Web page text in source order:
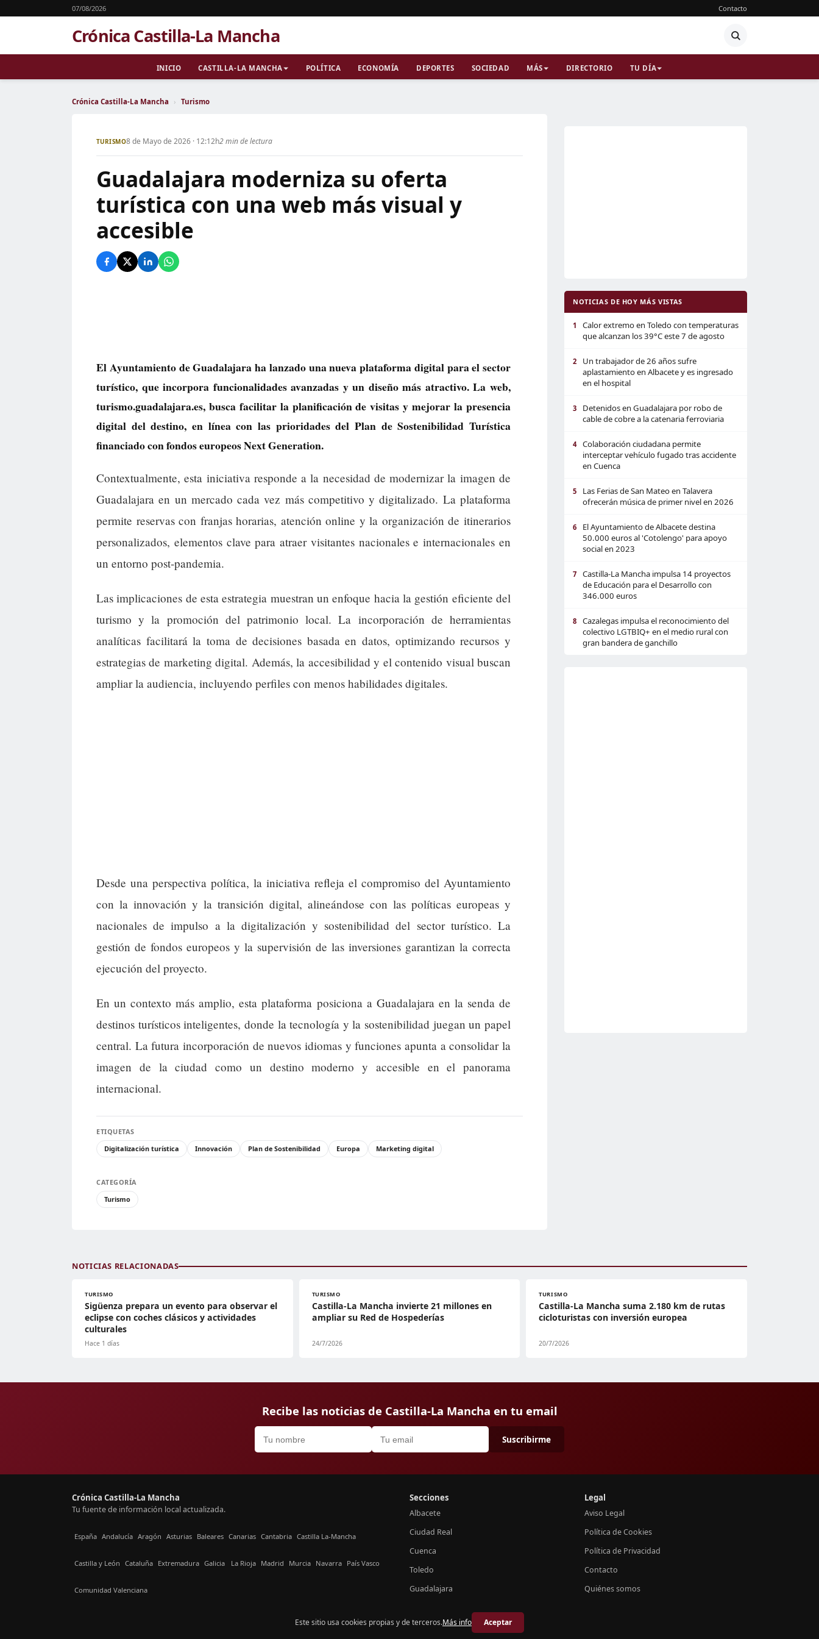
07/08/2026 Contacto
Crónica Castilla-La Mancha
INICIO CASTILLA-LA MANCHA POLÍTICA ECONOMÍA DEPORTES SOCIEDAD MÁS DIRECTORIO TU DÍA
Crónica Castilla-La Mancha › Turismo
TURISMO8 de Mayo de 2026 · 12:12h2 min de lectura
Guadalajara moderniza su oferta
turística con una web más visual y
accesible
El Ayuntamiento de Guadalajara ha lanzado una nueva plataforma digital para el sector
turístico, que incorpora funcionalidades avanzadas y un diseño más atractivo. La web,
turismo.guadalajara.es, busca facilitar la planificación de visitas y mejorar la presencia
digital del destino, en línea con las prioridades del Plan de Sostenibilidad Turística
financiado con fondos europeos Next Generation.
Contextualmente, esta iniciativa responde a la necesidad de modernizar la imagen de
Guadalajara en un mercado cada vez más competitivo y digitalizado. La plataforma
permite reservas con franjas horarias, atención online y la organización de itinerarios
personalizados, elementos clave para atraer visitantes nacionales e internacionales en
un entorno post-pandemia.
Las implicaciones de esta estrategia muestran un enfoque hacia la gestión eficiente del
turismo y la promoción del patrimonio local. La incorporación de herramientas
analíticas facilitará la toma de decisiones basada en datos, optimizando recursos y
estrategias de marketing digital. Además, la accesibilidad y el contenido visual buscan
ampliar la audiencia, incluyendo perfiles con menos habilidades digitales.
Desde una perspectiva política, la iniciativa refleja el compromiso del Ayuntamiento
con la innovación y la transición digital, alineándose con las políticas europeas y
nacionales de impulso a la digitalización y sostenibilidad del sector turístico. La
gestión de fondos europeos y la supervisión de las inversiones garantizan la correcta
ejecución del proyecto.
En un contexto más amplio, esta plataforma posiciona a Guadalajara en la senda de
destinos turísticos inteligentes, donde la tecnología y la sostenibilidad juegan un papel
central. La futura incorporación de nuevos idiomas y funciones apunta a consolidar la
imagen de la ciudad como un destino moderno y accesible en el panorama
internacional.
ETIQUETAS
Digitalización turística
Innovación Plan de Sostenibilidad Europa Marketing digital
CATEGORÍA
Turismo
NOTICIAS DE HOY MÁS VISTAS
1
Calor extremo en Toledo con temperaturas
que alcanzan los 39°C este 7 de agosto
2
Un trabajador de 26 años sufre
aplastamiento en Albacete y es ingresado
en el hospital
3
Detenidos en Guadalajara por robo de
cable de cobre a la catenaria ferroviaria
4
Colaboración ciudadana permite
interceptar vehículo fugado tras accidente
en Cuenca
5
Las Ferias de San Mateo en Talavera
ofrecerán música de primer nivel en 2026
6
El Ayuntamiento de Albacete destina
50.000 euros al 'Cotolengo' para apoyo
social en 2023
7
Castilla-La Mancha impulsa 14 proyectos
de Educación para el Desarrollo con
346.000 euros
8
Cazalegas impulsa el reconocimiento del
colectivo LGTBIQ+ en el medio rural con
gran bandera de ganchillo
NOTICIAS RELACIONADAS
TURISMO
Sigüenza prepara un evento para observar el
eclipse con coches clásicos y actividades
culturales
Hace 1 días
TURISMO
Castilla-La Mancha invierte 21 millones en
ampliar su Red de Hospederías
24/7/2026
TURISMO
Castilla-La Mancha suma 2.180 km de rutas
cicloturistas con inversión europea
20/7/2026
Recibe las noticias de Castilla-La Mancha en tu email
Suscribirme
Crónica Castilla-La Mancha
Tu fuente de información local actualizada.
España Andalucía Aragón Asturias Baleares Canarias Cantabria Castilla La-Mancha
Castilla y León Cataluña Extremadura Galicia La Rioja Madrid Murcia Navarra País Vasco
Comunidad Valenciana
Secciones
Albacete
Ciudad Real
Cuenca
Toledo
Guadalajara
Legal
Aviso Legal
Política de Cookies
Política de Privacidad
Contacto
Quiénes somos
© 2026 Crónica Castilla-La Mancha
Este sitio usa cookies propias y de terceros.Más info Aceptar